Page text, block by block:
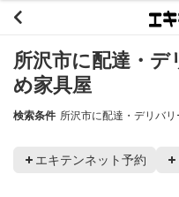
所沢市に配達・
め家具屋
検索条件 所沢市に配達・デリバリ
エキテンネット予約